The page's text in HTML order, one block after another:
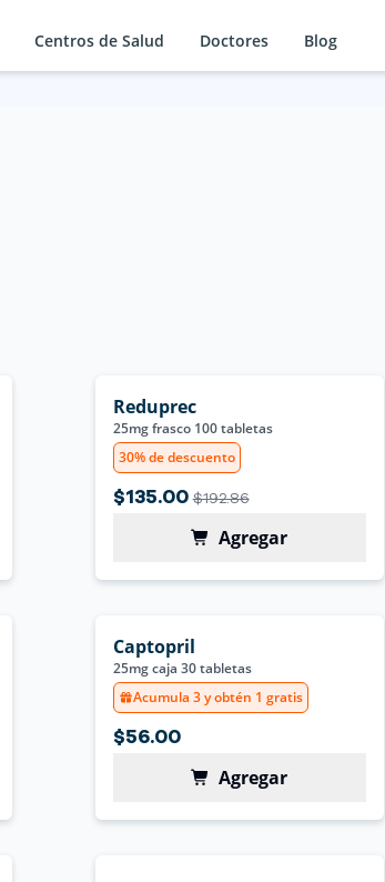
Centros de Salud Doctores Blog
Reduprec
25mg frasco 100 tabletas
30% de descuento
$135.00 $192.86
Agregar
Captopril
25mg caja 30 tabletas
Acumula 3 y obtén 1 gratis
$56.00
Agregar